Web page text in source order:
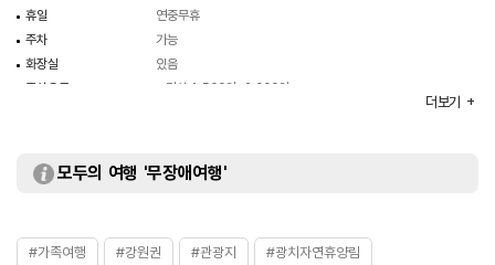
휴일
연중무휴
주차
가능
화장실
있음
주차요금
- 경차 1,500원~2,000원
- 소형(15인승 이하 승용차, 1톤 이하 화물차) 2,000원
3,000원~4,000원
시설이용료
- 숙박시설 40,000원~140,000원
더보기
모두의 여행 '무장애여행'
#가족여행 #강원권 #관광지 #광치자연휴양림